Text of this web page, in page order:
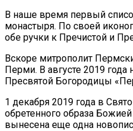
В наше время первый
монастыря. По своей
обе ручки к Пречистой и
Вскоре митрополит
Перми. В августе 2019
Пресвятой Богородицы
1 декабря 2019 года в
обретенного образа
вынесена еще одна